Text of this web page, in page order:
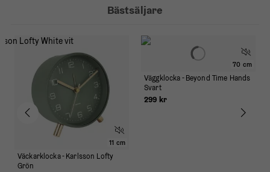
Bästsäljare
11 cm
Väckarklocka - Karlsson Lofty
Grön
70 cm
Väggklocka - Beyond Time Hands
Svart
299 kr